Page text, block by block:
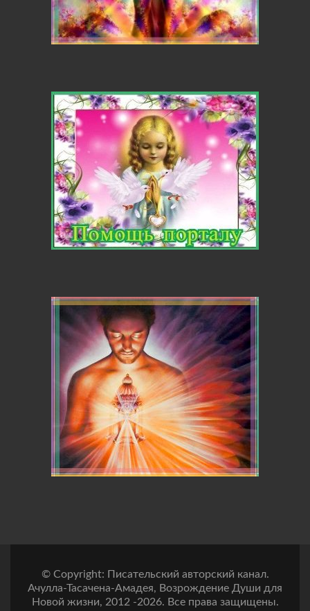
© Copyright: Писательский авторский канал.
Ачулла-Тасачена-Амадея, Возрождение Души для
Новой жизни, 2012 -2026. Все права защищены.